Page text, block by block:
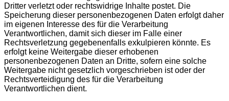
Dritter verletzt oder rechtswidrige Inhalte postet. Die
Speicherung dieser personenbezogenen Daten erfolgt daher
im eigenen Interesse des für die Verarbeitung
Verantwortlichen, damit sich dieser im Falle einer
Rechtsverletzung gegebenenfalls exkulpieren könnte. Es
erfolgt keine Weitergabe dieser erhobenen
personenbezogenen Daten an Dritte, sofern eine solche
Weitergabe nicht gesetzlich vorgeschrieben ist oder der
Rechtsverteidigung des für die Verarbeitung
Verantwortlichen dient.